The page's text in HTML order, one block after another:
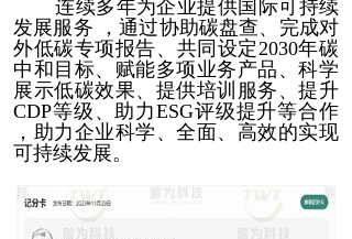
连续多年为企业提供国际可持续
发展服务 ，通过协助碳盘查、完成对
外低碳专项报告、共同设定2030年碳
中和目标、赋能多项业务产品、科学
展示低碳效果、提供培训服务、提升
CDP等级、助力ESG评级提升等合作
，助力企业科学、全面、高效的实现
可持续发展。